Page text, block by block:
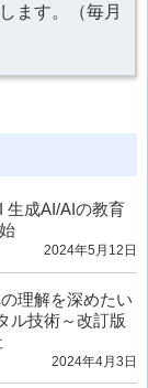
ます。（毎月
生成AI/AIの教育
2024年5月12日
理解を深めたい
ル技術～改訂版
2024年4月3日